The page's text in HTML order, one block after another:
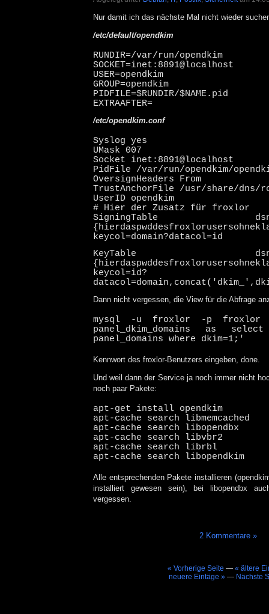
Nur damit ich das nächste Mal nicht wieder
/etc/default/opendkim
RUNDIR=/var/run/opendkim
SOCKET=inet:8891@localhost
USER=opendkim
GROUP=opendkim
PIDFILE=$RUNDIR/$NAME.pid
EXTRAAFTER=
/etc/opendkim.conf
Syslog yes
UMask 007
Socket inet:8891@localhost
PidFile /var/run/opendkim/
OversignHeaders From
TrustAnchorFile /usr/share/dns/
UserID opendkim
# Hier der Zusatz für froxlor
SigningTable
keycol=domain?datacol=id
KeyTable
keycol=id?
Dann nicht vergessen, die View für die Abfrage
mysql -u froxlor -p froxlor
panel_dkim_domains as
panel_domains where dkim=1;'
Kennwort des froxlor-Benutzers eingeben, done.
Und weil dann der Service ja noch immer nicht
noch paar Pakete:
apt-get install opendkim
apt-cache search libmemcached
apt-cache search libopendbx
apt-cache search libvbr2
apt-cache search librbl
apt-cache search libopendkim
Alle entsprechenden Pakete installieren
installiert gewesen sein), bei libopendbx
vergessen.
2 Kommentare »
« Vorherige Seite — « ältere
neuere Eintäge » — Nächste